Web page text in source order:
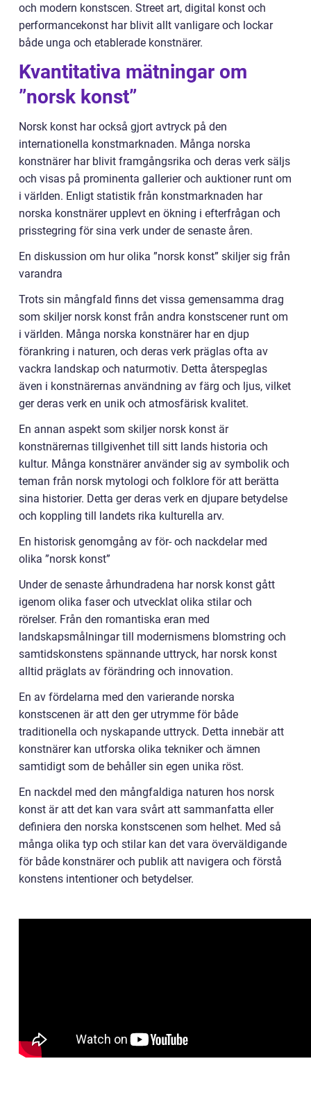
och modern konstscen. Street art, digital konst och
performancekonst har blivit allt vanligare och lockar
både unga och etablerade konstnärer.
Kvantitativa mätningar om
”norsk konst”
Norsk konst har också gjort avtryck på den
internationella konstmarknaden. Många norska
konstnärer har blivit framgångsrika och deras verk säljs
och visas på prominenta gallerier och auktioner runt om
i världen. Enligt statistik från konstmarknaden har
norska konstnärer upplevt en ökning i efterfrågan och
prisstegring för sina verk under de senaste åren.
En diskussion om hur olika ”norsk konst” skiljer sig från
varandra
Trots sin mångfald finns det vissa gemensamma drag
som skiljer norsk konst från andra konstscener runt om
i världen. Många norska konstnärer har en djup
förankring i naturen, och deras verk präglas ofta av
vackra landskap och naturmotiv. Detta återspeglas
även i konstnärernas användning av färg och ljus, vilket
ger deras verk en unik och atmosfärisk kvalitet.
En annan aspekt som skiljer norsk konst är
konstnärernas tillgivenhet till sitt lands historia och
kultur. Många konstnärer använder sig av symbolik och
teman från norsk mytologi och folklore för att berätta
sina historier. Detta ger deras verk en djupare betydelse
och koppling till landets rika kulturella arv.
En historisk genomgång av för- och nackdelar med
olika ”norsk konst”
Under de senaste århundradena har norsk konst gått
igenom olika faser och utvecklat olika stilar och
rörelser. Från den romantiska eran med
landskapsmålningar till modernismens blomstring och
samtidskonstens spännande uttryck, har norsk konst
alltid präglats av förändring och innovation.
En av fördelarna med den varierande norska
konstscenen är att den ger utrymme för både
traditionella och nyskapande uttryck. Detta innebär att
konstnärer kan utforska olika tekniker och ämnen
samtidigt som de behåller sin egen unika röst.
En nackdel med den mångfaldiga naturen hos norsk
konst är att det kan vara svårt att sammanfatta eller
definiera den norska konstscenen som helhet. Med så
många olika typ och stilar kan det vara överväldigande
för både konstnärer och publik att navigera och förstå
konstens intentioner och betydelser.